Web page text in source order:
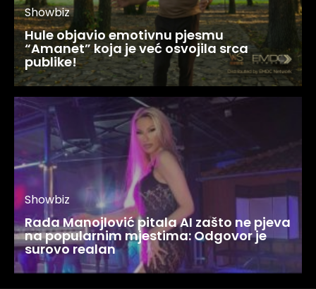
Showbiz
Hule objavio emotivnu pjesmu
“Amanet” koja je već osvojila srca
publike!
Showbiz
Rada Manojlović pitala AI zašto ne pjeva
na popularnim mjestima: Odgovor je
surovo realan